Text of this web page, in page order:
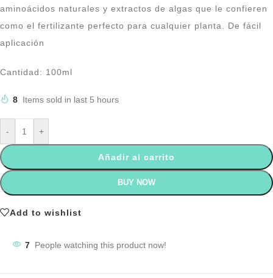
aminoácidos naturales y extractos de algas que le confieren
como el fertilizante perfecto para cualquier planta. De fácil
aplicación
Cantidad: 100ml
8 Items sold in last 5 hours
- +
Añadir al carrito
BUY NOW
Add to wishlist
7 People watching this product now!